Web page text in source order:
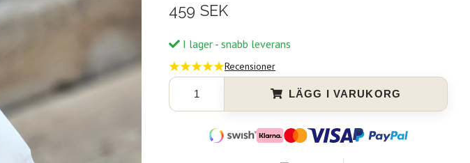
459 SEK
I lager - snabb leverans
Recensioner
LÄGG I VARUKORG